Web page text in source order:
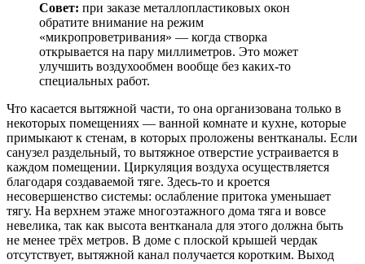
Совет: при заказе металлопластиковых окон
обратите внимание на режим
«микропроветривания» — когда створка
открывается на пару миллиметров. Это может
улучшить воздухообмен вообще без каких-то
специальных работ.
Что касается вытяжной части, то она организована только в
некоторых помещениях — ванной комнате и кухне, которые
примыкают к стенам, в которых проложены вентканалы. Если
санузел раздельный, то вытяжное отверстие устраивается в
каждом помещении. Циркуляция воздуха осуществляется
благодаря создаваемой тяге. Здесь-то и кроется
несовершенство системы: ослабление притока уменьшает
тягу. На верхнем этаже многоэтажного дома тяга и вовсе
невелика, так как высота вентканала для этого должна быть
не менее трёх метров. В доме с плоской крышей чердак
отсутствует, вытяжной канал получается коротким. Выход